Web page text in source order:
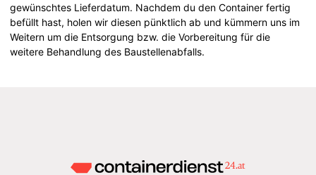
gewünschtes Lieferdatum. Nachdem du den Container fertig
befüllt hast, holen wir diesen pünktlich ab und kümmern uns im
Weitern um die Entsorgung bzw. die Vorbereitung für die
weitere Behandlung des Baustellenabfalls.